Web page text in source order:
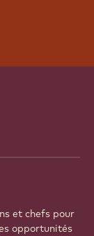
et chefs pour
opportunités